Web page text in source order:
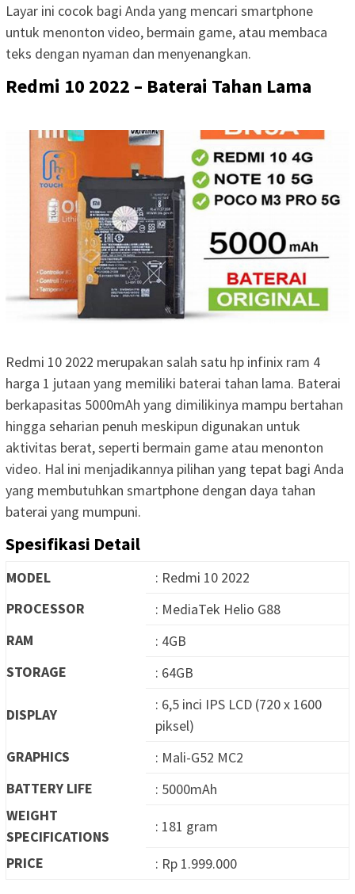
Layar ini cocok bagi Anda yang mencari smartphone
untuk menonton video, bermain game, atau membaca
teks dengan nyaman dan menyenangkan.
Redmi 10 2022 – Baterai Tahan Lama
Redmi 10 2022 merupakan salah satu hp infinix ram 4
harga 1 jutaan yang memiliki baterai tahan lama. Baterai
berkapasitas 5000mAh yang dimilikinya mampu bertahan
hingga seharian penuh meskipun digunakan untuk
aktivitas berat, seperti bermain game atau menonton
video. Hal ini menjadikannya pilihan yang tepat bagi Anda
yang membutuhkan smartphone dengan daya tahan
baterai yang mumpuni.
Spesifikasi Detail
MODEL
: Redmi 10 2022
PROCESSOR
: MediaTek Helio G88
RAM
: 4GB
STORAGE
: 64GB
DISPLAY
: 6,5 inci IPS LCD (720 x 1600
piksel)
GRAPHICS
: Mali-G52 MC2
BATTERY LIFE
: 5000mAh
WEIGHT
SPECIFICATIONS
: 181 gram
PRICE
: Rp 1.999.000